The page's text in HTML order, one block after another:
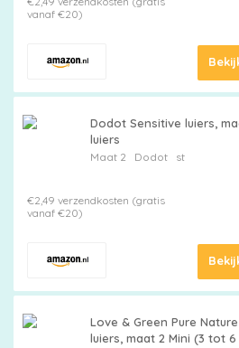
vanaf €20)
Dodot Sensitive luiers,
luiers
Maat 2 Dodotst
€2,49 verzendkosten (gratis
vanaf €20)
Love & Green Pure
luiers, maat 2 Mini (3 tot 6